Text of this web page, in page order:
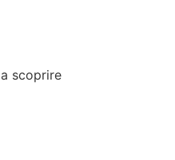
scoprire